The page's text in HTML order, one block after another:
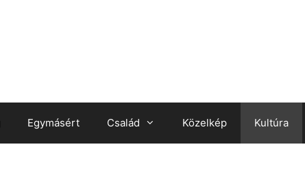
Egymásért Család Közelkép Kultúra